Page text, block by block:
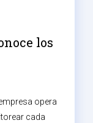
los
opera
cada